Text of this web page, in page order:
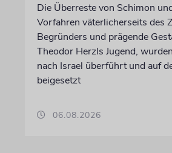
Die Überreste von Schimon
Vorfahren väterlicherseits des
Begründers und prägende
Theodor Herzls Jugend,
nach Israel überführt und auf
beigesetzt
06.08.2026